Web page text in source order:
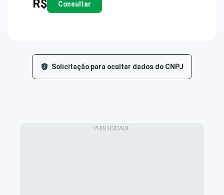
R$ Consultar
Solicitação para ocultar dados do CNPJ